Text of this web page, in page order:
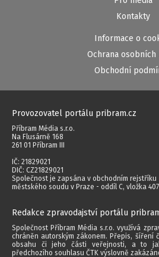
Kontakty
Informace o
Ochrana osobních
Obchodní
Provozovatel portálu pribram.cz
Příbram Média s.r.o.
Na Flusárně 168
261 01 Příbram III
IČ: 21829021
DIČ: CZ21829021
Společnost je zapsána v obchodním rejstříku
městského soudu v Praze - oddíl C, vložka
Redakce zpravodajství portálu
Společnost Příbram Média s.r.o. využívá
chráněn autorským zákonem. Přepis, šíření
obsahu či jeho části veřejnosti, a to
předchozího souhlasu ČTK výslovně